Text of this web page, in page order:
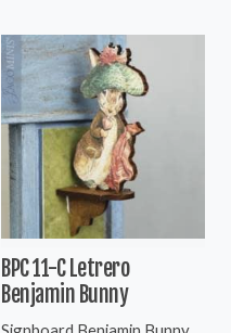
BPC 11-C Letrero
Benjamin Bunny